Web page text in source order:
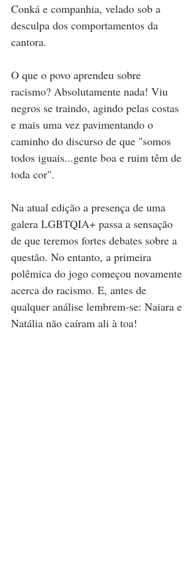
Conká e companhia, velado sob a
desculpa dos comportamentos da
cantora.
O que o povo aprendeu sobre
racismo? Absolutamente nada! Viu
negros se traindo, agindo pelas costas
e mais uma vez pavimentando o
caminho do discurso de que "somos
todos iguais...gente boa e ruim têm de
toda cor".
Na atual edição a presença de uma
galera LGBTQIA+ passa a sensação
de que teremos fortes debates sobre a
questão. No entanto, a primeira
polêmica do jogo começou novamente
acerca do racismo. E, antes de
qualquer análise lembrem-se: Naiara e
Natália não caíram ali à toa!